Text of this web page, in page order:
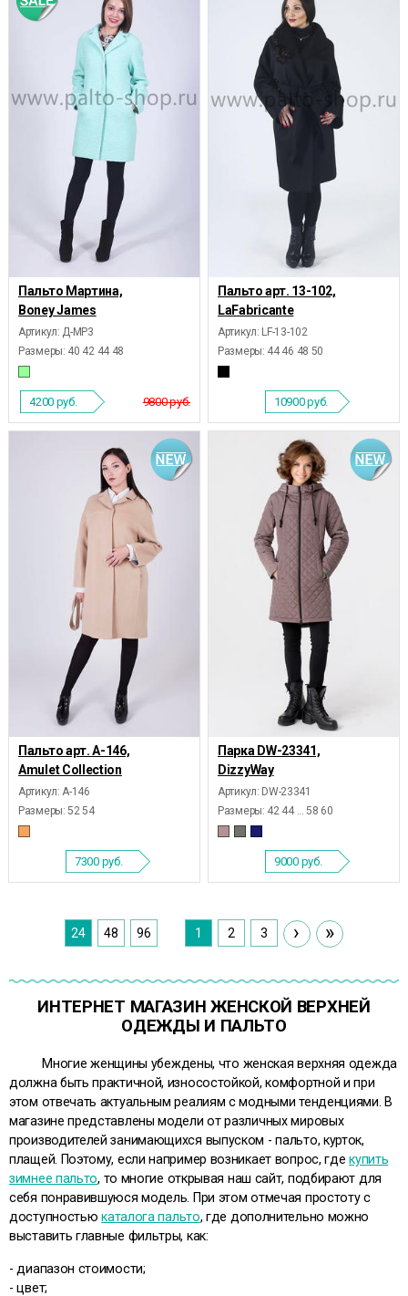
Пальто Мартина,
Boney James
Артикул: Д-МР3
Размеры: 40 42 44 48
9800 руб.
4200 руб.
Пальто арт. 13-102,
LaFabricante
Артикул: LF-13-102
Размеры: 44 46 48 50
10900руб.
Пальто арт. А-146,
Amulet Collection
Артикул: А-146
Размеры: 52 54
7300 руб.
Парка DW-23341,
DizzyWay
Артикул: DW-23341
Размеры: 42 44 ... 58 60
9000 руб.
24 48 96 1 2 3 › »
ИНТЕРНЕТ МАГАЗИН ЖЕНСКОЙ ВЕРХНЕЙ
ОДЕЖДЫ И ПАЛЬТО
Многие женщины убеждены, что женская верхняя одежда
должна быть практичной, износостойкой, комфортной и при
этом отвечать актуальным реалиям с модными тенденциями. В
магазине представлены модели от различных мировых
производителей занимающихся выпуском - пальто, курток,
плащей. Поэтому, если например возникает вопрос, гдекупить
зимнее пальто, то многие открывая наш сайт, подбирают для
себя понравившуюся модель. При этом отмечая простоту с
доступностьюкаталога пальто, где дополнительно можно
выставить главные фильтры, как:
- диапазон стоимости;
- цвет;